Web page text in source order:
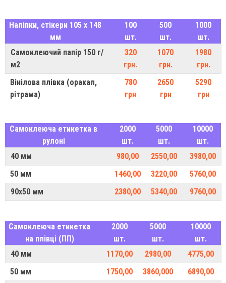
Наліпки, стікери 105 х 148
мм
100
шт.
500
шт.
1000
шт.
Самоклеючий папір 150 г/
м2
320
грн.
1070
грн.
1980
грн.
Вінілова плівка (оракал,
рітрама)
780
грн
2650
грн
5290
грн
Самоклеюча етикетка в
рулоні
2000
шт.
5000
шт.
10000
шт.
40 мм
980,00 2550,00
3980,00
50 мм
1460,00 3220,00
5760,00
90х50 мм
2380,00 5340,00 9760,00
Самоклеюча етикетка
на плівці (ПП)
2000
шт.
5000
шт.
10000
шт.
40 мм
1170,00 2980,00
4775,00
50 мм
1750,00 3860,000 6890,00